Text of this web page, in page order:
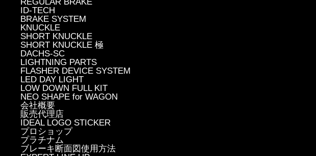
ID-TECH
BRAKE SYSTEM
KNUCKLE
SHORT KNUCKLE
SHORT KNUCKLE 極
DACHS-SC
LIGHTNING PARTS
FLASHER DEVICE SYSTEM
LED DAY LIGHT
LOW DOWN FULL KIT
NEO SHAPE for WAGON
会社概要
販売代理店
IDEAL LOGO STICKER
プロショップ
プラチナム
ブレーキ断面図使用方法